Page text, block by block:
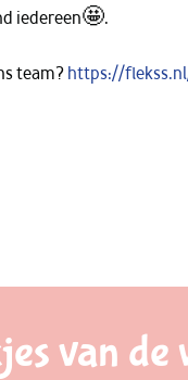
iedereen🤩.
team?https://
van de